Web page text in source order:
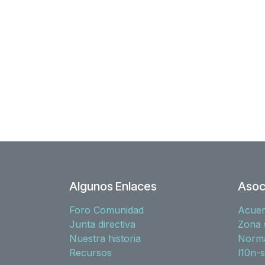
Algunos Enlaces
Foro Comunidad
Junta directiva
Nuestra historia
Recursos
Zona
l10n-